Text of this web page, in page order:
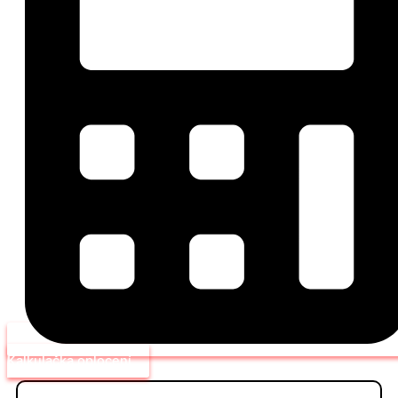
Kalkulačka oplocení